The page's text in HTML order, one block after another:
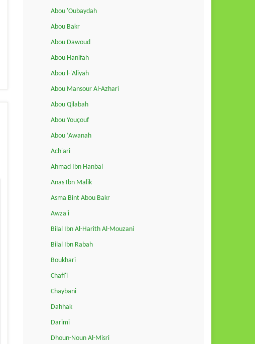
Abou 'Oubaydah
Abou Bakr
Abou Dawoud
Abou Hanifah
Abou l-'Aliyah
Abou Mansour Al-Azhari
Abou Qilabah
Abou Youçouf
Abou ‘Awanah
Ach'ari
Ahmad Ibn Hanbal
Anas Ibn Malik
Asma Bint Abou Bakr
Awza'i
Bilal Ibn Al-Harith Al-Mouzani
Bilal Ibn Rabah
Boukhari
Chafi'i
Chaybani
Dahhak
Darimi
Dhoun-Noun Al-Misri